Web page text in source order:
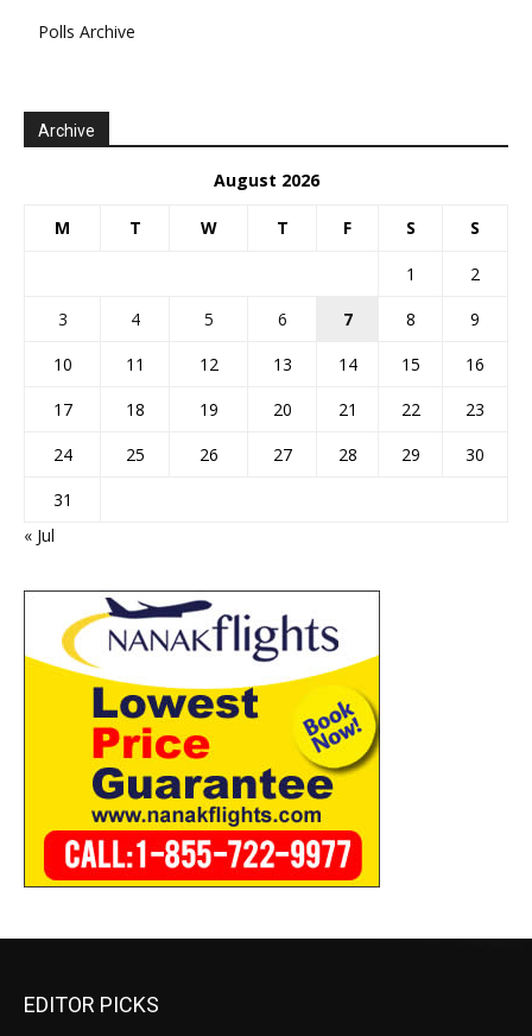
Polls Archive
Archive
August 2026
M T W T F S S
1
2
3
4 5 6 7 8
9
10
11 12 13 14 15
16
17
18 19 20 21 22
23
24
25 26 27 28 29
30
31
« Jul
EDITOR PICKS